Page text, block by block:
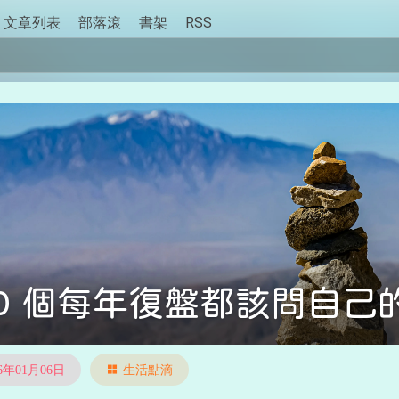
文章列表 部落滾 書架 RSS
個每年復盤都該問自己
年01月06日 生活點滴